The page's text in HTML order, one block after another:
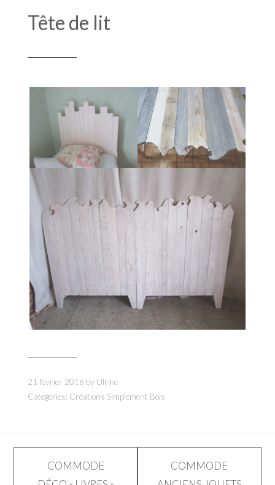
Tête de lit
21 février 2016 by Ulrike
Categories: Créations Simplement Bois
Navigation
COMMODE
COMMODE